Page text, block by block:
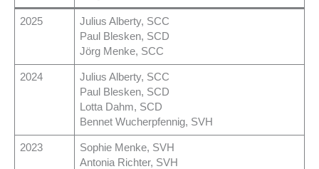
2025
Julius Alberty, SCC
Paul Blesken, SCD
Jörg Menke, SCC
2024
Julius Alberty, SCC
Paul Blesken, SCD
Lotta Dahm, SCD
Bennet Wucherpfennig, SVH
2023
Sophie Menke, SVH
Antonia Richter, SVH